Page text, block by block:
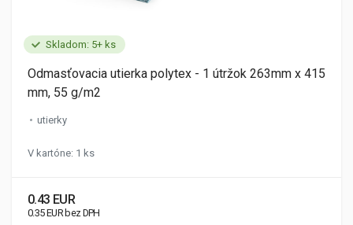
Skladom: 5+ ks
Odmasťovacia utierka polytex - 1 útržok 263mm x 415
mm, 55 g/m2
utierky
V kartóne: 1 ks
0.43 EUR
0.35 EUR bez DPH